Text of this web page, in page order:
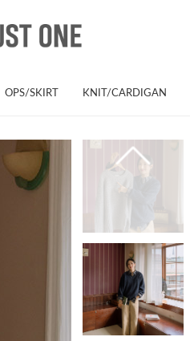
OPS/SKIRT KNIT/CARDIGAN